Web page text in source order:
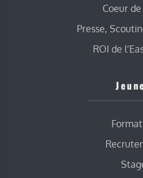
Coeur
Presse,
ROI de